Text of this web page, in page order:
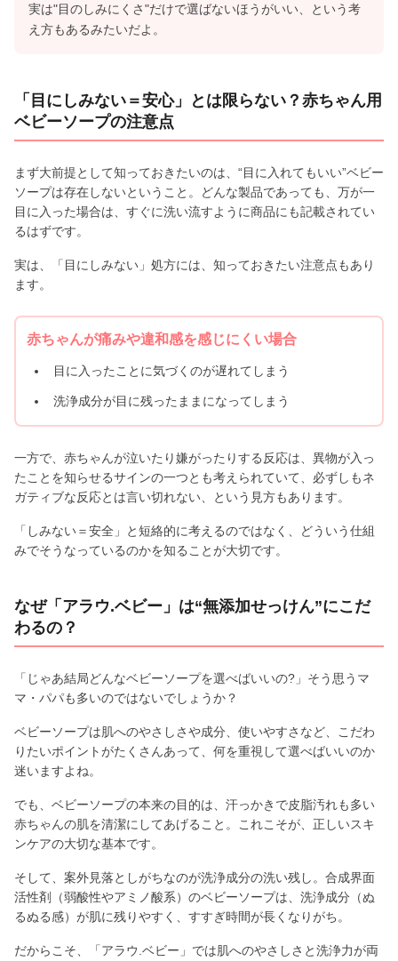
実は"目のしみにくさ"だけで選ばないほうがいい、という考
え方もあるみたいだよ。
「目にしみない＝安心」とは限らない？赤ちゃん用
ベビーソープの注意点
まず大前提として知っておきたいのは、“目に入れてもいい”ベビー
ソープは存在しないということ。どんな製品であっても、万が一
目に入った場合は、すぐに洗い流すように商品にも記載されてい
るはずです。
実は、「目にしみない」処方には、知っておきたい注意点もあり
ます。
赤ちゃんが痛みや違和感を感じにくい場合
目に入ったことに気づくのが遅れてしまう
洗浄成分が目に残ったままになってしまう
一方で、赤ちゃんが泣いたり嫌がったりする反応は、異物が入っ
たことを知らせるサインの一つとも考えられていて、必ずしもネ
ガティブな反応とは言い切れない、という見方もあります。
「しみない＝安全」と短絡的に考えるのではなく、どういう仕組
みでそうなっているのかを知ることが大切です。
なぜ「アラウ.ベビー」は“無添加せっけん”にこだ
わるの？
「じゃあ結局どんなベビーソープを選べばいいの?」そう思うマ
マ・パパも多いのではないでしょうか？
ベビーソープは肌へのやさしさや成分、使いやすさなど、こだわ
りたいポイントがたくさんあって、何を重視して選べばいいのか
迷いますよね。
でも、ベビーソープの本来の目的は、汗っかきで皮脂汚れも多い
赤ちゃんの肌を清潔にしてあげること。これこそが、正しいスキ
ンケアの大切な基本です。
そして、案外見落としがちなのが洗浄成分の洗い残し。合成界面
活性剤（弱酸性やアミノ酸系）のベビーソープは、洗浄成分（ぬ
るぬる感）が肌に残りやすく、すすぎ時間が長くなりがち。
だからこそ、「アラウ.ベビー」では肌へのやさしさと洗浄力が両